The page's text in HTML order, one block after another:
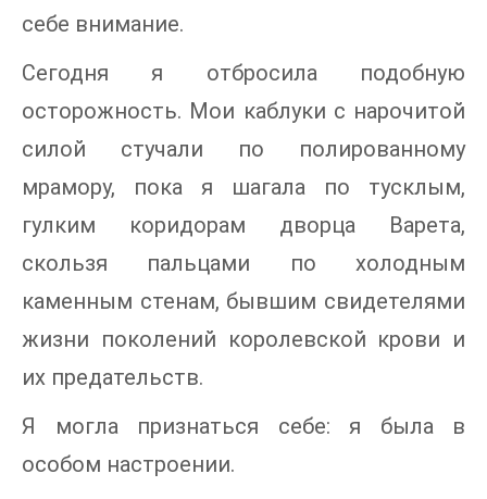
себе внимание.
Сегодня я отбросила подобную
осторожность. Мои каблуки с нарочитой
силой стучали по полированному
мрамору, пока я шагала по тусклым,
гулким коридорам дворца Варета,
скользя пальцами по холодным
каменным стенам, бывшим свидетелями
жизни поколений королевской крови и
их предательств.
Я могла признаться себе: я была в
особом настроении.